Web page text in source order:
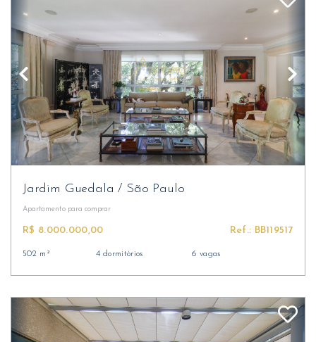
Jardim Guedala/ São Paulo
Apartamento para comprar
R$ 8.000.000,00 Ref.: BB119517
502 m² 4 dormitórios 6 vagas